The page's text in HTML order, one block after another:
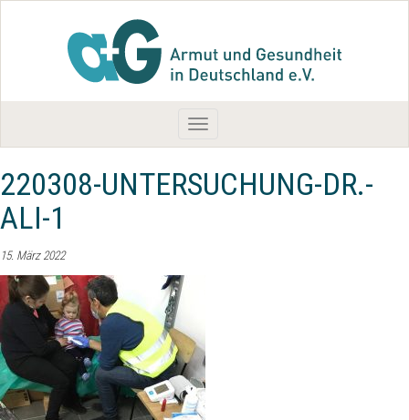
Toggle
navigation
220308-UNTERSUCHUNG-DR.-
ALI-1
15. März 2022